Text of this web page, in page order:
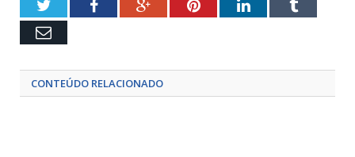
TwitterFacebookGoogle+PinterestLinkedInTumblr
Email
CONTEÚDO RELACIONADO